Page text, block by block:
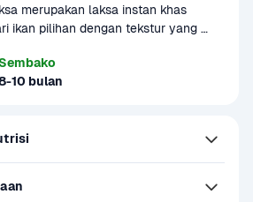
merupakan laksa instan khas
ikan pilihan dengan tekstur yang
dan mudah disajikan. Sudah
Sembako
10 bulan